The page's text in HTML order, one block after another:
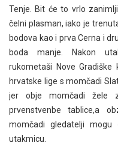
Tenje. Bit će to vrlo
čelni plasman, iako je
bodova kao i prva Cerna i
boda manje. Nakon
rukometaši Nove
hrvatske lige s momčadi
jer obje momčadi žele
prvenstvenbe tablice,a
momčadi gledatelji mogu
utakmicu.